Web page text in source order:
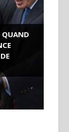
QUAND
DE LA